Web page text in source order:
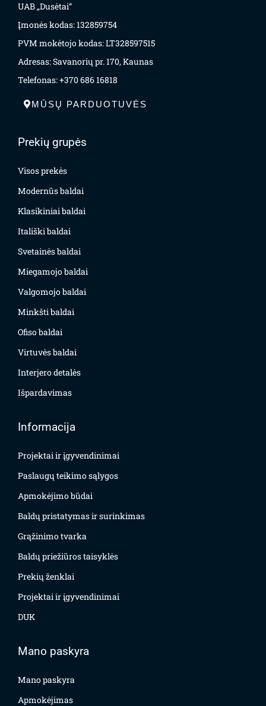
UAB „Dusėtai“
Įmonės kodas: 132859754
PVM mokėtojo kodas: LT328597515
Adresas: Savanorių pr. 170, Kaunas
Telefonas: +370 686 16818
MŪSŲ PARDUOTUVĖS
Prekių grupės
Visos prekės
Modernūs baldai
Klasikiniai baldai
Itališki baldai
Svetainės baldai
Miegamojo baldai
Valgomojo baldai
Minkšti baldai
Ofiso baldai
Virtuvės baldai
Interjero detalės
Išpardavimas
Informacija
Projektai ir įgyvendinimai
Paslaugų teikimo sąlygos
Apmokėjimo būdai
Baldų pristatymas ir surinkimas
Grąžinimo tvarka
Baldų priežiūros taisyklės
Prekių ženklai
Projektai ir įgyvendinimai
DUK
Mano paskyra
Mano paskyra
Apmokėjimas